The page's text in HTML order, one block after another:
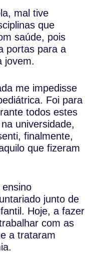
mal tive
que
saúde, pois
portas para a
jovem.
me impedisse
Foi para
todos estes
universidade,
finalmente,
que fizeram
junto de
Hoje, a fazer
com as
a trataram